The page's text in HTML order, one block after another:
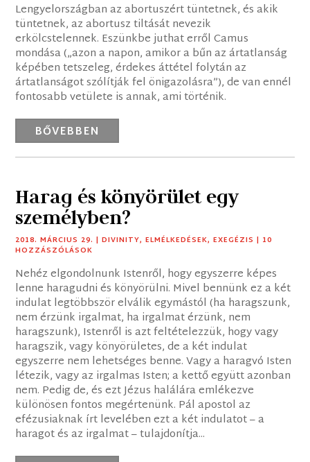
Lengyelországban az abortuszért tüntetnek, és akik
tüntetnek, az abortusz tiltását nevezik
erkölcstelennek. Eszünkbe juthat erről Camus
mondása („azon a napon, amikor a bűn az ártatlanság
képében tetszeleg, érdekes áttétel folytán az
ártatlanságot szólítják fel önigazolásra”), de van ennél
fontosabb vetülete is annak, ami történik.
BŐVEBBEN
Harag és könyörület egy
személyben?
2018. MÁRCIUS 29. |DIVINITY,ELMÉLKEDÉSEK,EXEGÉZIS | 10
HOZZÁSZÓLÁSOK
Nehéz elgondolnunk Istenről, hogy egyszerre képes
lenne haragudni és könyörülni. Mivel bennünk ez a két
indulat legtöbbször elválik egymástól (ha haragszunk,
nem érzünk irgalmat, ha irgalmat érzünk, nem
haragszunk), Istenről is azt feltételezzük, hogy vagy
haragszik, vagy könyörületes, de a két indulat
egyszerre nem lehetséges benne. Vagy a haragvó Isten
létezik, vagy az irgalmas Isten; a kettő együtt azonban
nem. Pedig de, és ezt Jézus halálára emlékezve
különösen fontos megértenünk. Pál apostol az
efézusiaknak írt levelében ezt a két indulatot – a
haragot és az irgalmat – tulajdonítja...